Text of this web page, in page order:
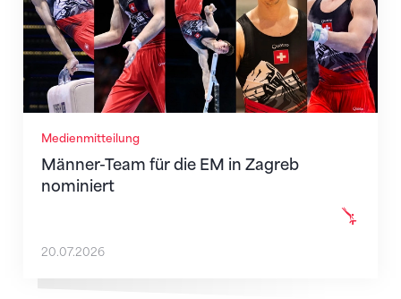
Medienmitteilung
Männer-Team für die EM in Zagreb
nominiert
20.07.2026